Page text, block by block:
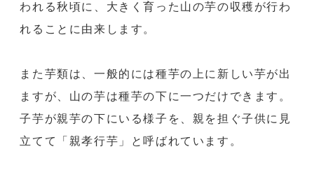
われる秋頃に、大きく育った山の芋の収穫が行わ
れることに由来します。
また芋類は、一般的には種芋の上に新しい芋が出
ますが、山の芋は種芋の下に一つだけできます。
子芋が親芋の下にいる様子を、親を担ぐ子供に見
立てて「親孝行芋」と呼ばれています。